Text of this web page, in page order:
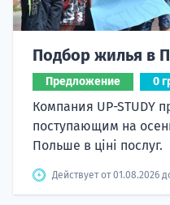
Подбор жилья в
Предложение 0
Компания UP-STUDY
поступающим на
Польше в ціні послуг.
Действует от 01.08.2026